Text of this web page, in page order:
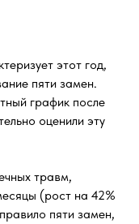
этот год,
пяти замен.
график после
оценили эту
травм,
(рост на 42%
пяти замен,